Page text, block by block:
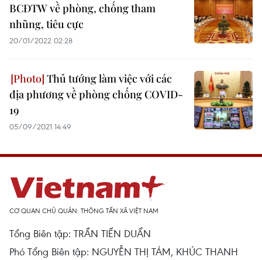
BCĐTW về phòng, chống tham
nhũng, tiêu cực
20/01/2022 02:28
Thủ tướng làm việc với các
địa phương về phòng chống COVID-
19
05/09/2021 14:49
CƠ QUAN CHỦ QUẢN: THÔNG TẤN XÃ VIỆT NAM
Tổng Biên tập: TRẦN TIẾN DUẨN
Phó Tổng Biên tập: NGUYỄN THỊ TÁM, KHÚC THANH